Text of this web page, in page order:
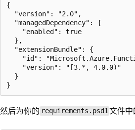
{
  "version": "2.0",
  "managedDependency": {
    "enabled": true
  },
  "extensionBundle": {
"id":
    "version": "[3.*, 4.0.0)"
  }
然后为你的 requirements.psd1文件中